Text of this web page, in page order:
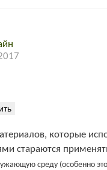
которые
стараются
среду (особенно